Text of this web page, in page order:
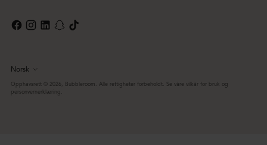
Språk
Norsk
Opphavsrett © 2026, Bubbleroom. Alle rettigheter forbeholdt. Se våre vilkår for bruk og
personvernerklæring.